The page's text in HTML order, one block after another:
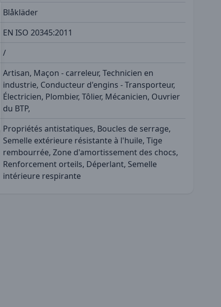
Blåkläder
EN ISO 20345:2011
/
Artisan, Maçon - carreleur, Technicien en
industrie, Conducteur d'engins - Transporteur,
Électricien, Plombier, Tôlier, Mécanicien, Ouvrier
du BTP,
Propriétés antistatiques, Boucles de serrage,
Semelle extérieure résistante à l'huile, Tige
rembourrée, Zone d'amortissement des chocs,
Renforcement orteils, Déperlant, Semelle
intérieure respirante